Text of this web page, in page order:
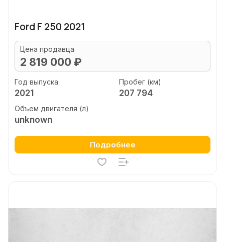
Ford F 250 2021
Цена продавца
2 819 000 ₽
Год выпуска
2021
Пробег (км)
207 794
Объем двигателя (л)
unknown
Подробнее